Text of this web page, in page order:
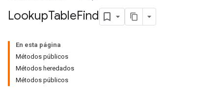
LookupTableFind
En esta página
Métodos públicos
Métodos heredados
Métodos públicos